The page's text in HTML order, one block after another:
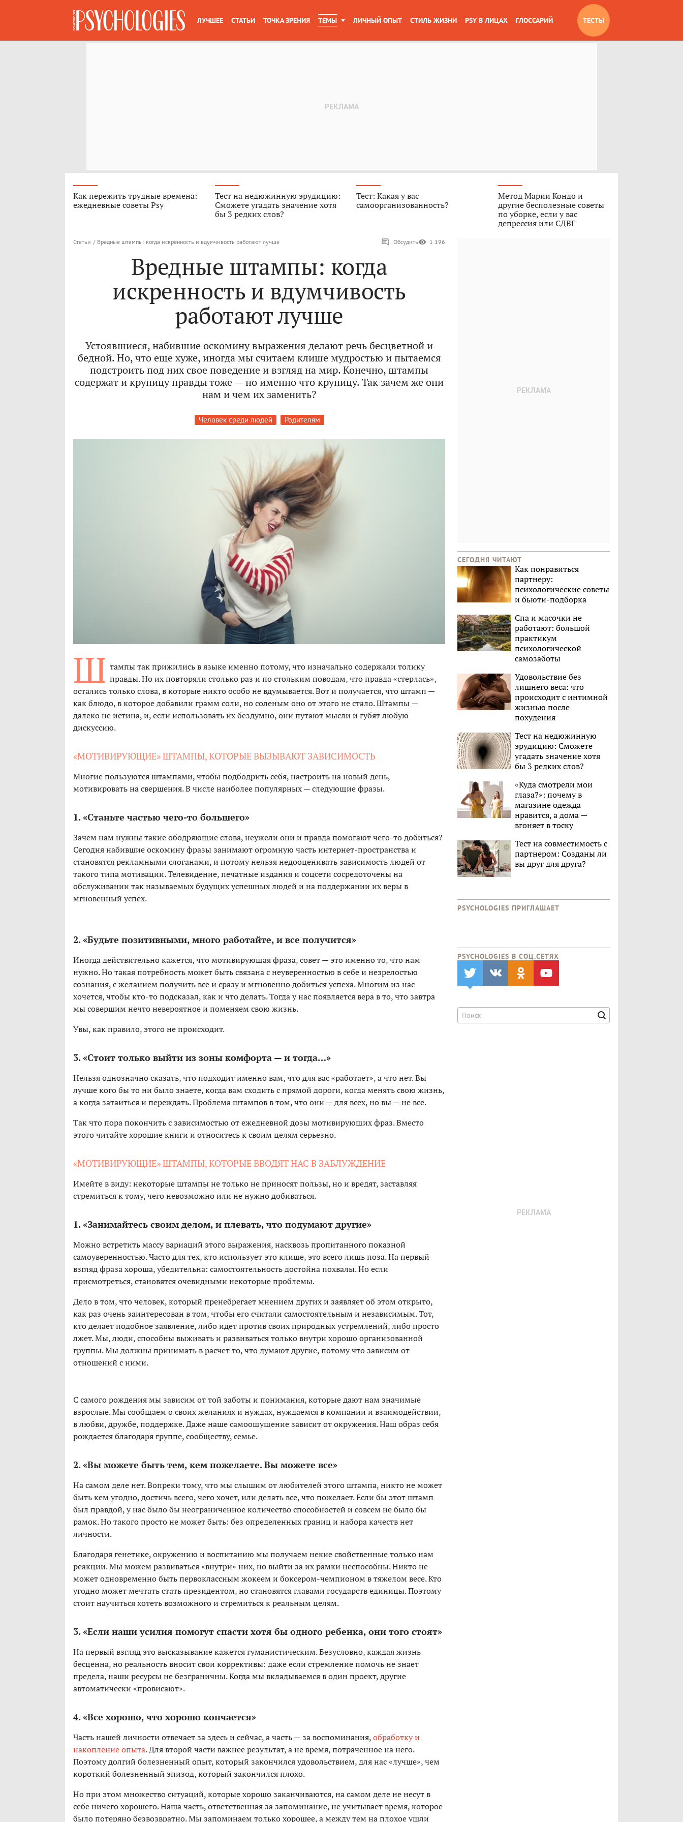
ЛУЧШЕЕ СТАТЬИ ТОЧКА ЗРЕНИЯ ТЕМЫ ЛИЧНЫЙ ОПЫТ СТИЛЬ ЖИЗНИ PSY В ЛИЦАХ ГЛОССАРИЙ ТЕСТЫ
Как пережить трудные времена:
ежедневные советы Psy
Тест на недюжинную эрудицию:
Сможете угадать значение хотя
бы 3 редких слов?
Тест: Какая у вас
самоорганизованность?
Метод Марии Кондо и
другие бесполезные советы
по уборке, если у вас
депрессия или СДВГ
Статьи / Вредные штампы: когда искренность и вдумчивость работают лучше Обсудить 1 196
Вредные штампы: когда
искренность и вдумчивость
работают лучше
Устоявшиеся, набившие оскомину выражения делают речь бесцветной и
бедной. Но, что еще хуже, иногда мы считаем клише мудростью и пытаемся
подстроить под них свое поведение и взгляд на мир. Конечно, штампы
содержат и крупицу правды тоже — но именно что крупицу. Так зачем же они
нам и чем их заменить?
Человек среди людей Родителям
Ш тампы так прижились в языке именно потому, что изначально содержали толику
правды. Но их повторяли столько раз и по стольким поводам, что правда «стерлась»,
остались только слова, в которые никто особо не вдумывается. Вот и получается, что штамп —
как блюдо, в которое добавили грамм соли, но соленым оно от этого не стало. Штампы —
далеко не истина, и, если использовать их бездумно, они путают мысли и губят любую
дискуссию.
«МОТИВИРУЮЩИЕ» ШТАМПЫ, КОТОРЫЕ ВЫЗЫВАЮТ ЗАВИСИМОСТЬ
Многие пользуются штампами, чтобы подбодрить себя, настроить на новый день,
мотивировать на свершения. В числе наиболее популярных — следующие фразы.
1. «Станьте частью чего-то большего»
Зачем нам нужны такие ободряющие слова, неужели они и правда помогают чего-то добиться?
Сегодня набившие оскомину фразы занимают огромную часть интернет-пространства и
становятся рекламными слоганами, и потому нельзя недооценивать зависимость людей от
такого типа мотивации. Телевидение, печатные издания и соцсети сосредоточены на
обслуживании так называемых будущих успешных людей и на поддержании их веры в
мгновенный успех.
2. «Будьте позитивными, много работайте, и все получится»
Иногда действительно кажется, что мотивирующая фраза, совет — это именно то, что нам
нужно. Но такая потребность может быть связана с неуверенностью в себе и незрелостью
сознания, с желанием получить все и сразу и мгновенно добиться успеха. Многим из нас
хочется, чтобы кто-то подсказал, как и что делать. Тогда у нас появляется вера в то, что завтра
мы совершим нечто невероятное и поменяем свою жизнь.
Увы, как правило, этого не происходит.
3. «Стоит только выйти из зоны комфорта — и тогда…»
Нельзя однозначно сказать, что подходит именно вам, что для вас «работает», а что нет. Вы
лучше кого бы то ни было знаете, когда вам сходить с прямой дороги, когда менять свою жизнь,
а когда затаиться и переждать. Проблема штампов в том, что они — для всех, но вы — не все.
Так что пора покончить с зависимостью от ежедневной дозы мотивирующих фраз. Вместо
этого читайте хорошие книги и относитесь к своим целям серьезно.
«МОТИВИРУЮЩИЕ» ШТАМПЫ, КОТОРЫЕ ВВОДЯТ НАС В ЗАБЛУЖДЕНИЕ
Имейте в виду: некоторые штампы не только не приносят пользы, но и вредят, заставляя
стремиться к тому, чего невозможно или не нужно добиваться.
1. «Занимайтесь своим делом, и плевать, что подумают другие»
Можно встретить массу вариаций этого выражения, насквозь пропитанного показной
самоуверенностью. Часто для тех, кто использует это клише, это всего лишь поза. На первый
взгляд фраза хороша, убедительна: самостоятельность достойна похвалы. Но если
присмотреться, становятся очевидными некоторые проблемы.
Дело в том, что человек, который пренебрегает мнением других и заявляет об этом открыто,
как раз очень заинтересован в том, чтобы его считали самостоятельным и независимым. Тот,
кто делает подобное заявление, либо идет против своих природных устремлений, либо просто
лжет. Мы, люди, способны выживать и развиваться только внутри хорошо организованной
группы. Мы должны принимать в расчет то, что думают другие, потому что зависим от
отношений с ними.
С самого рождения мы зависим от той заботы и понимания, которые дают нам значимые
взрослые. Мы сообщаем о своих желаниях и нуждах, нуждаемся в компании и взаимодействии,
в любви, дружбе, поддержке. Даже наше самоощущение зависит от окружения. Наш образ себя
рождается благодаря группе, сообществу, семье.
2. «Вы можете быть тем, кем пожелаете. Вы можете все»
На самом деле нет. Вопреки тому, что мы слышим от любителей этого штампа, никто не может
быть кем угодно, достичь всего, чего хочет, или делать все, что пожелает. Если бы этот штамп
был правдой, у нас было бы неограниченное количество способностей и совсем не было бы
рамок. Но такого просто не может быть: без определенных границ и набора качеств нет
личности.
Благодаря генетике, окружению и воспитанию мы получаем некие свойственные только нам
реакции. Мы можем развиваться «внутри» них, но выйти за их рамки неспособны. Никто не
может одновременно быть первоклассным жокеем и боксером-чемпионом в тяжелом весе. Кто
угодно может мечтать стать президентом, но становятся главами государств единицы. Поэтому
стоит научиться хотеть возможного и стремиться к реальным целям.
3. «Если наши усилия помогут спасти хотя бы одного ребенка, они того стоят»
На первый взгляд это высказывание кажется гуманистическим. Безусловно, каждая жизнь
бесценна, но реальность вносит свои коррективы: даже если стремление помочь не знает
предела, наши ресурсы не безграничны. Когда мы вкладываемся в один проект, другие
автоматически «провисают».
4. «Все хорошо, что хорошо кончается»
Часть нашей личности отвечает за здесь и сейчас, а часть — за воспоминания,обработку и
накопление опыта. Для второй части важнее результат, а не время, потраченное на него.
Поэтому долгий болезненный опыт, который закончился удовольствием, для нас «лучше», чем
короткий болезненный эпизод, который закончился плохо.
Но при этом множество ситуаций, которые хорошо заканчиваются, на самом деле не несут в
себе ничего хорошего. Наша часть, ответственная за запоминание, не учитывает время, которое
было потеряно безвозвратно. Мы запоминаем только хорошее, а между тем на плохое ушли
СЕГОДНЯ ЧИТАЮТ
Как понравиться
партнеру:
психологические советы
и бьюти-подборка
Спа и масочки не
работают: большой
практикум
психологической
самозаботы
Удовольствие без
лишнего веса: что
происходит с интимной
жизнью после
похудения
Тест на недюжинную
эрудицию: Сможете
угадать значение хотя
бы 3 редких слов?
«Куда смотрели мои
глаза?»: почему в
магазине одежда
нравится, а дома —
вгоняет в тоску
Тест на совместимость с
партнером: Созданы ли
вы друг для друга?
PSYCHOLOGIES ПРИГЛАШАЕТ
PSYCHOLOGIES В CОЦ.СЕТЯХ